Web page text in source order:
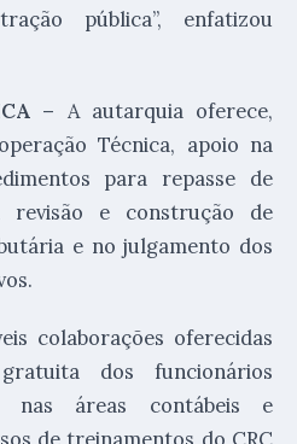
pública”, enfatizou
– A autarquia oferece,
Técnica, apoio na
para repasse de
revisão e construção de
e no julgamento dos
colaborações oferecidas
dos funcionários
nas áreas contábeis e
de treinamentos do CRC